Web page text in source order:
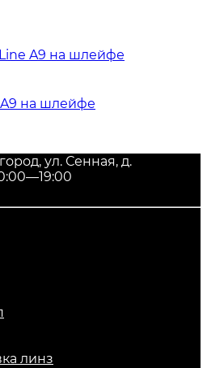
на шлейфе
ул. Сенная, д.
линз